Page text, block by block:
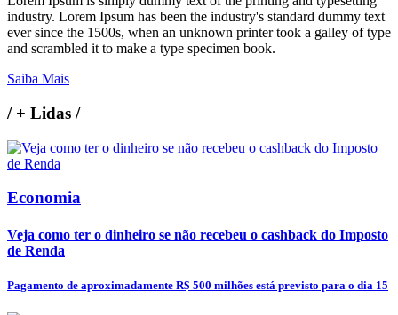
industry. Lorem Ipsum has been the industry's standard dummy text
ever since the 1500s, when an unknown printer took a galley of type
and scrambled it to make a type specimen book.
Saiba Mais
/+ Lidas /
Economia
Veja como ter o dinheiro se não recebeu o cashback do Imposto
de Renda
Pagamento de aproximadamente R$ 500 milhões está previsto para o dia 15